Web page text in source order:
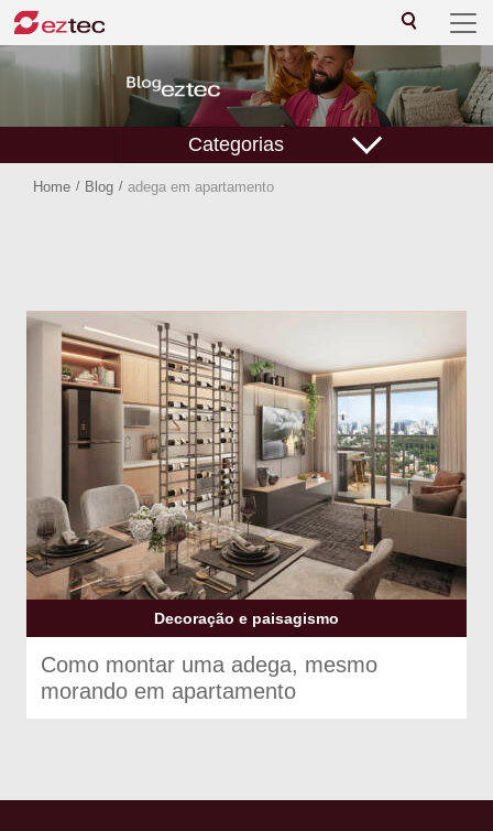
Categorias
Home / Blog / adega em apartamento
Decoração e paisagismo
Como montar uma adega, mesmo
morando em apartamento